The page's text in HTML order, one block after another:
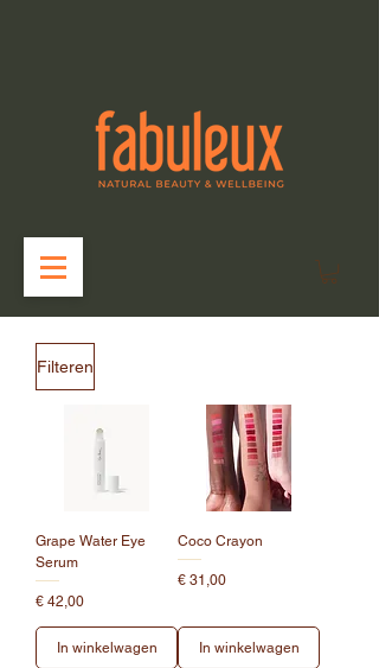
Filteren
Grape Water Eye
Serum
Prijs
€ 42,00
In winkelwagen
Coco Crayon
Prijs
€ 31,00
In winkelwagen